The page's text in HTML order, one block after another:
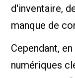
d'inventaire,
manque de
Cependant,
numériques